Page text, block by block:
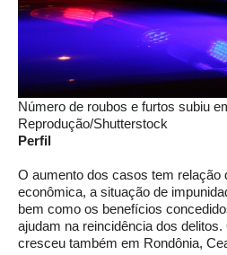
Número de roubos e furtos subiu
Reprodução/Shutterstock
Perfil
O aumento dos casos tem relação
econômica, a situação de
bem como os benefícios
ajudam na reincidência dos
cresceu também em Rondônia,